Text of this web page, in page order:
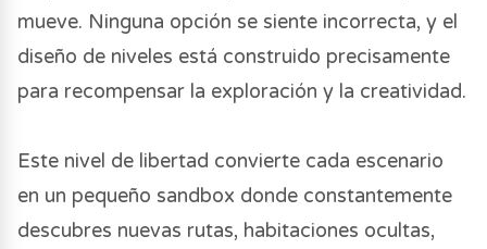
mueve. Ninguna opción se siente incorrecta, y el
diseño de niveles está construido precisamente
para recompensar la exploración y la creatividad.
Este nivel de libertad convierte cada escenario
en un pequeño sandbox donde constantemente
descubres nuevas rutas, habitaciones ocultas,